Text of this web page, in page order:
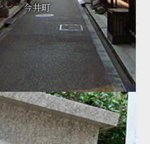
今井町